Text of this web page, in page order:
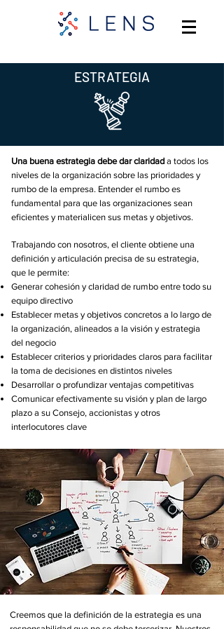
ESTRATEGIA
Una buena estrategia debe dar claridad a todos los
niveles de la organización sobre las prioridades y
rumbo de la empresa. Entender el rumbo es
fundamental para que las organizaciones sean
eficientes y materialicen sus metas y objetivos.
Trabajando con nosotros, el cliente obtiene una
definición y articulación precisa de su estrategia,
que le permite:
Generar cohesión y claridad de rumbo entre todo su
equipo directivo
Establecer metas y objetivos concretos a lo largo de
la organización, alineados a la visión y estrategia
del negocio
Establecer criterios y prioridades claros para facilitar
la toma de decisiones en distintos niveles
Desarrollar o profundizar ventajas competitivas
Comunicar efectivamente su visión y plan de largo
plazo a su Consejo, accionistas y otros
interlocutores clave
Creemos que la definición de la estrategia es una